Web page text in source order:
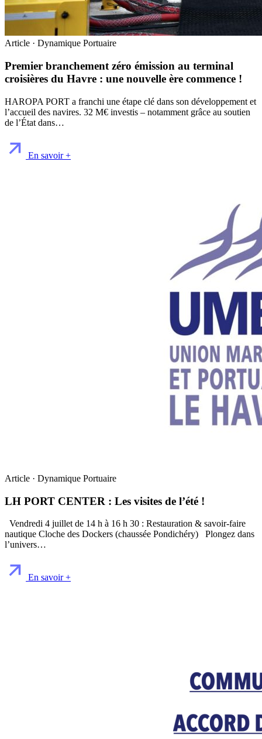
Article · Dynamique Portuaire
Premier branchement zéro émission au terminal
croisières du Havre : une nouvelle ère commence !
HAROPA PORT a franchi une étape clé dans son développement et
l’accueil des navires. 32 M€ investis – notamment grâce au soutien
de l’État dans…
En savoir +
Article · Dynamique Portuaire
LH PORT CENTER : Les visites de l’été !
Vendredi 4 juillet de 14 h à 16 h 30 : Restauration & savoir-faire
nautique Cloche des Dockers (chaussée Pondichéry) Plongez dans
l’univers…
En savoir +